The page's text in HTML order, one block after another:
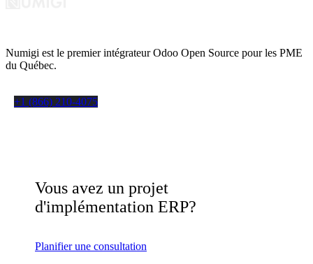
Numigi est le premier intégrateur Odoo Open Source pour les PME
du Québec.
+1 (866) 210-4075
Vous avez un projet
d'implémentation ERP?
Planifier une consultation